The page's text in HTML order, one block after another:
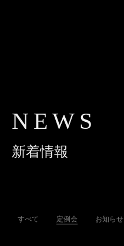
NEWS
新着情報
すべて 定例会 お知らせ